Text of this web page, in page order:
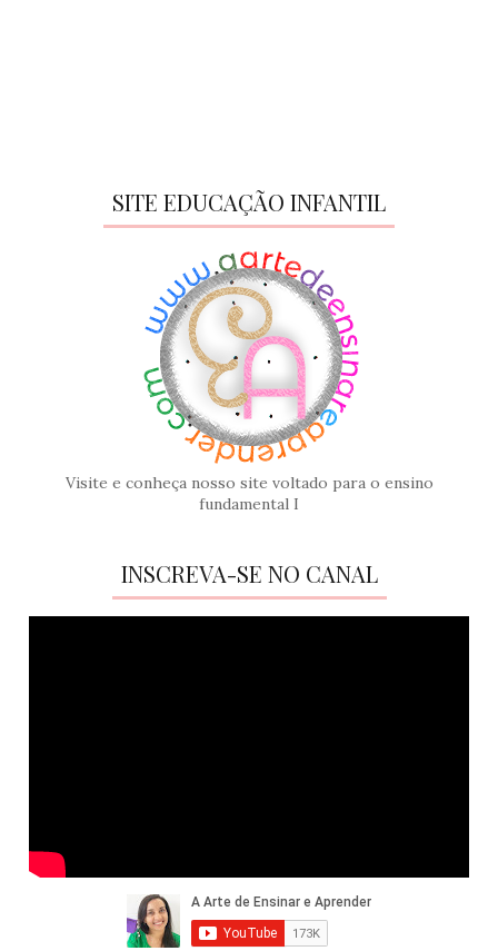
SITE EDUCAÇÃO INFANTIL
Visite e conheça nosso site voltado para o ensino
fundamental I
INSCREVA-SE NO CANAL